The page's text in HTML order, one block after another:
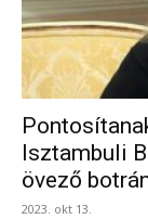
Isztambuli
övező
2023. okt 13.